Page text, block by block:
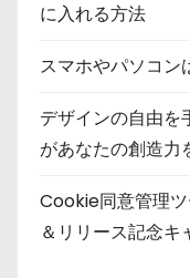
に入れる方法
スマホやパソコ
デザインの自由
があなたの創造
Cookie同意管理
＆リリース記念キ